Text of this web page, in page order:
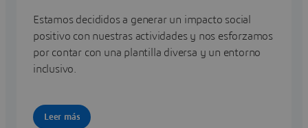
Estamos decididos a generar un impacto social
positivo con nuestras actividades y nos esforzamos
por contar con una plantilla diversa y un entorno
inclusivo.
Leer más